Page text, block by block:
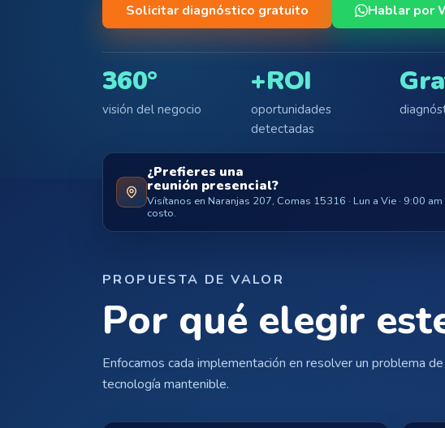
Solicitar diagnóstico gratuito Hablar por
360°
visión del negocio
+ROI
oportunidades
detectadas
¿Prefieres una
reunión presencial?
Visítanos en Naranjas 207, Comas 15316 · Lun a Vie · 9:00
costo.
PROPUESTA DE VALOR
Por qué elegir
Enfocamos cada implementación en resolver un problema
tecnología mantenible.